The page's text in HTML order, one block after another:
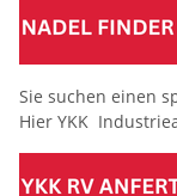
Sie suchen einen
Hier YKK